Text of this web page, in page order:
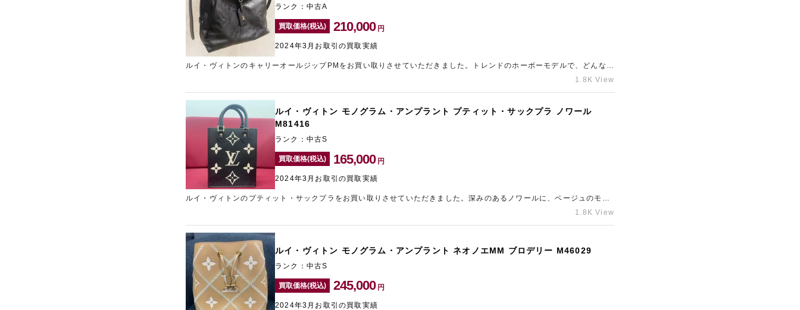
ランク：中古A
買取価格(税込) 210,000 円
2024年3月お取引の買取実績
ルイ・ヴィトンのキャリーオールジップPMをお買い取りさせていただきました。トレンドのホーボーモデルで、どんなス
タイルにも合わせやすい人気アイテムです。ご愛用されていたお品物でしたが、需要の高いお品物のため精一杯の金額を
さいませ。
1.8K View
ルイ・ヴィトン モノグラム・アンプラント プティット・サックプラ ノワール
M81416
ランク：中古S
買取価格(税込) 165,000 円
2024年3月お取引の買取実績
ルイ・ヴィトンのプティット・サックプラをお買い取りさせていただきました。深みのあるノワールに、ベージュのモノ
グラムパターンをあしらった人気の高いお品物です。ほとんど使用されていない綺麗な状態でしたので、精一杯の金額を
1.8K View
ルイ・ヴィトン モノグラム・アンプラント ネオノエMM ブロデリー M46029
ランク：中古S
買取価格(税込) 245,000 円
2024年3月お取引の買取実績